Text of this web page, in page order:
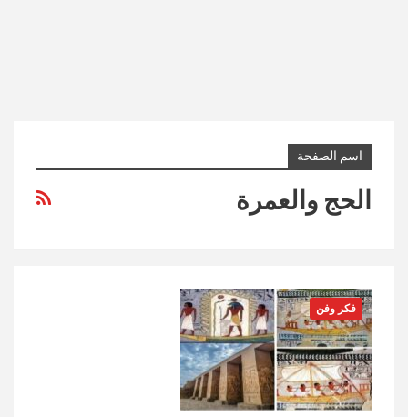
اسم الصفحة
الحج والعمرة
فكر وفن